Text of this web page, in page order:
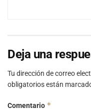
Deja una
Tu dirección de correo
obligatorios están
Comentario *